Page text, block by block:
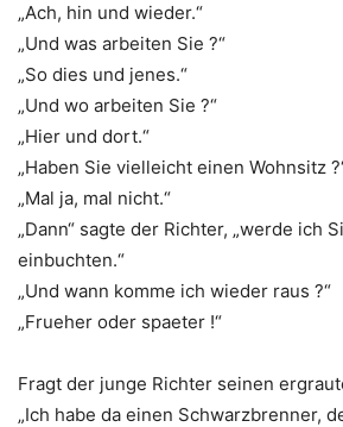
„Ach, hin und wieder.“
„Und was arbeiten Sie ?“
„So dies und jenes.“
„Und wo arbeiten Sie ?“
„Hier und dort.“
„Haben Sie vielleicht einen Wohnsitz
„Mal ja, mal nicht.“
„Dann“ sagte der Richter, „werde ich
einbuchten.“
„Und wann komme ich wieder raus ?“
„Frueher oder spaeter !“
Fragt der junge Richter seinen
„Ich habe da einen Schwarzbrenner,